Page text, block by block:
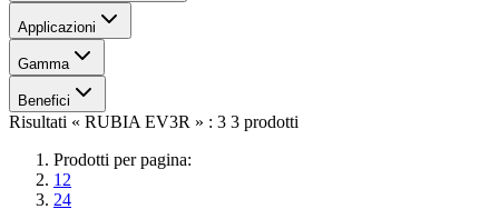
Applicazioni
Gamma
Benefici
Risultati « RUBIA EV3R » : 3 3 prodotti
Prodotti per pagina:
12
24